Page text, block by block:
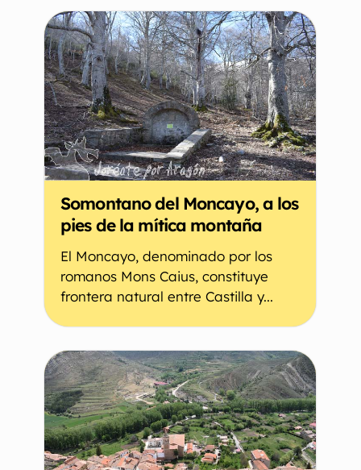
Somontano del Moncayo, a los
pies de la mítica montaña
El Moncayo, denominado por los
romanos Mons Caius, constituye
frontera natural entre Castilla y...